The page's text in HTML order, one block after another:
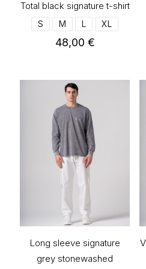
Total black signature t-shirt
S M L XL
48,00 €
προϊόν
έχει
πολλαπλές
παραλλαγές.
Οι
επιλογές
μπορούν
να
επιλεγούν
προϊόντος
Long sleeve signature
grey stonewashed